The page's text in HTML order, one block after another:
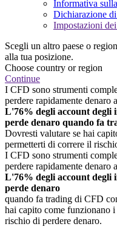
Informativa
Dichiarazione
Impostazioni
Scegli un altro paese o
alla tua posizione.
Choose country or region
Continue
I CFD sono strumenti
perdere rapidamente denaro
L'76% degli account degli
perde denaro quando fa
Dovresti valutare se hai
permetterti di correre il
I CFD sono strumenti
perdere rapidamente denaro
L'76% degli account degli
perde denaro
quando fa trading di CFD
hai capito come funzionano
rischio di perdere denaro.